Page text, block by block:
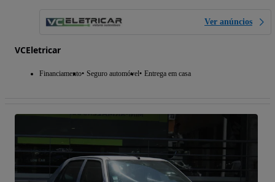
Ver anúncios
VCEletricar
Financiamento Seguro automóvel Entrega em casa